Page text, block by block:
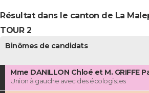
Résultat dans le canton de La
TOUR 2
Binômes de candidats
Mme DANILLON Chloé et M. GRIFFE
Union à gauche avec des écologistes